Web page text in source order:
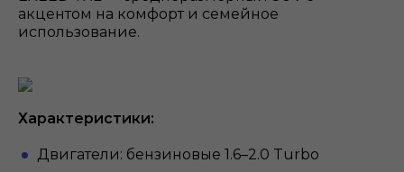
акцентом на комфорт и семейное
использование.
Характеристики:
Двигатели: бензиновые 1.6–2.0 Turbo